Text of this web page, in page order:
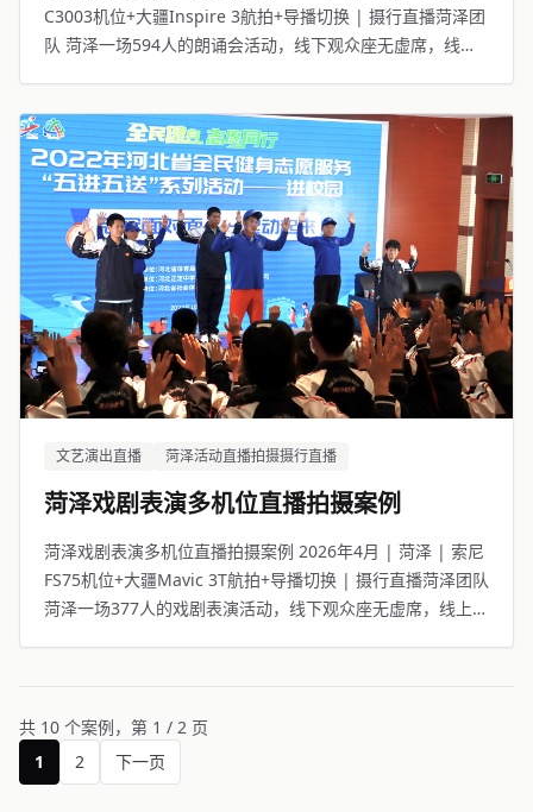
C3003机位+大疆Inspire 3航拍+导播切换 | 摄行直播菏泽团
队 菏泽一场594人的朗诵会活动，线下观众座无虚席，线上
文艺演出直播 菏泽活动直播拍摄摄行直播
菏泽戏剧表演多机位直播拍摄案例
菏泽戏剧表演多机位直播拍摄案例 2026年4月 | 菏泽 | 索尼
FS75机位+大疆Mavic 3T航拍+导播切换 | 摄行直播菏泽团队
菏泽一场377人的戏剧表演活动，线下观众座无虚席，线上
共 10 个案例，第 1 / 2 页
1
2 下一页